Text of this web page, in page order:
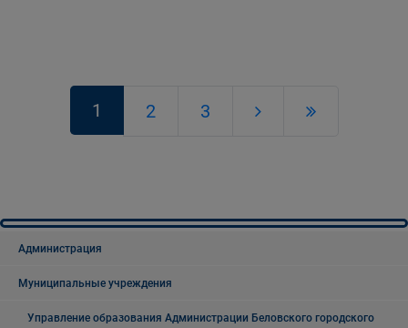
1 2 3
Администрация
Муниципальные учреждения
Управление образования Администрации Беловского городского